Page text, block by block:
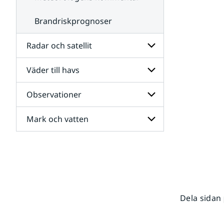
Brandriskprognoser
Radar och satellit
Undersidor
för
Radar
och
satellit
Väder till havs
Undersidor
för
Väder
till
havs
Observationer
Undersidor
för
Mark och vatten
Dela sidan